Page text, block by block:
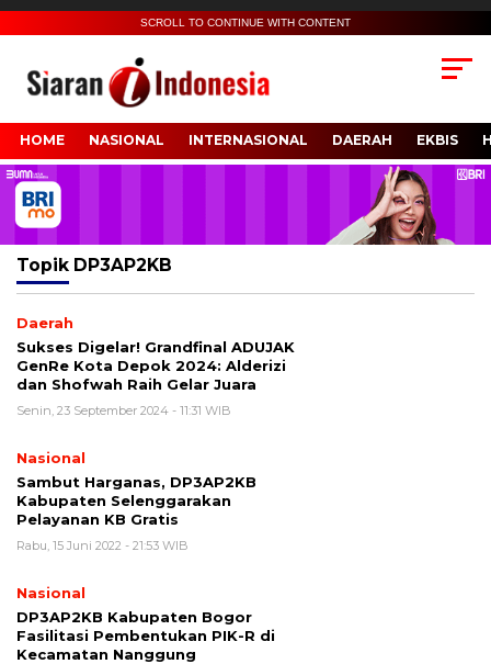
SCROLL TO CONTINUE WITH CONTENT
HOME NASIONAL INTERNASIONAL DAERAH EKBIS
Topik DP3AP2KB
Daerah
Sukses Digelar! Grandfinal ADUJAK
GenRe Kota Depok 2024: Alderizi
dan Shofwah Raih Gelar Juara
Senin, 23 September 2024 - 11:31 WIB
Nasional
Sambut Harganas, DP3AP2KB
Kabupaten Selenggarakan
Pelayanan KB Gratis
Rabu, 15 Juni 2022 - 21:53 WIB
Nasional
DP3AP2KB Kabupaten Bogor
Fasilitasi Pembentukan PIK-R di
Kecamatan Nanggung